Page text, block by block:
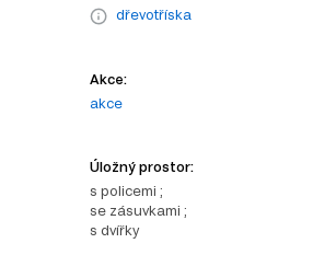
dřevotříska
Akce:
akce
Úložný prostor:
s policemi ;
se zásuvkami ;
s dvířky